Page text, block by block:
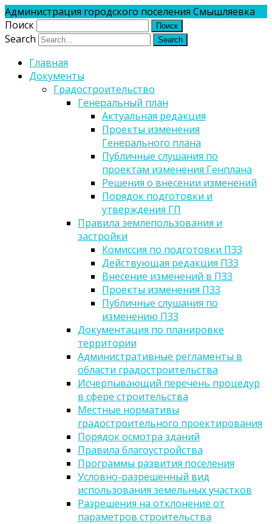
Администрация городского поселения Смышляевка
Поиск
Search
Главная
Документы
Градостроительство
Генеральный план
Актуальная редакция
Проекты изменения
Генерального плана
Публичные слушания по
проектам изменения Генплана
Решения о внесении изменений
Порядок подготовки и
утверждения ГП
Правила землепользования и
застройки
Комиссия по подготовки ПЗЗ
Действующая редакция ПЗЗ
Внесение изменений в ПЗЗ
Проекты изменения ПЗЗ
Публичные слушания по
изменению ПЗЗ
Документация по планировке
территории
Административные регламенты в
области градостроительства
Исчерпывающий перечень процедур
в сфере строительства
Местные нормативы
градостроительного проектирования
Порядок осмотра зданий
Правила благоустройства
Программы развития поселения
Условно-разрешенный вид
использования земельных участков
Разрешения на отклонение от
параметров строительства